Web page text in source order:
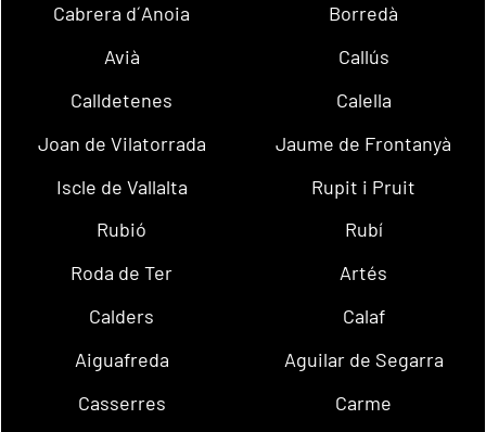
Cabrera d´Anoia
Borredà
Avià
Callús
Calldetenes
Calella
Joan de Vilatorrada
Jaume de Frontanyà
Iscle de Vallalta
Rupit i Pruit
Rubió
Rubí
Roda de Ter
Artés
Calders
Calaf
Aiguafreda
Aguilar de Segarra
Casserres
Carme